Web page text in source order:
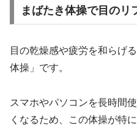
まばたき体操で目のリ
目の乾燥感や疲労を和らげ
体操」です。
スマホやパソコンを長時間
くなるため、この体操が特に